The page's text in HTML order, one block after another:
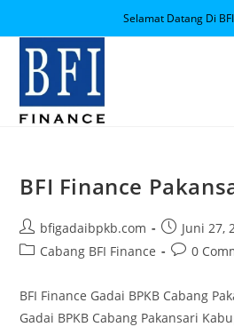
Selamat Datang Di
BFI Finance
bfigadaibpkb.com
Juni 27,
Cabang BFI Finance
0
BFI Finance Gadai BPKB Cabang
Gadai BPKB Cabang Pakansari